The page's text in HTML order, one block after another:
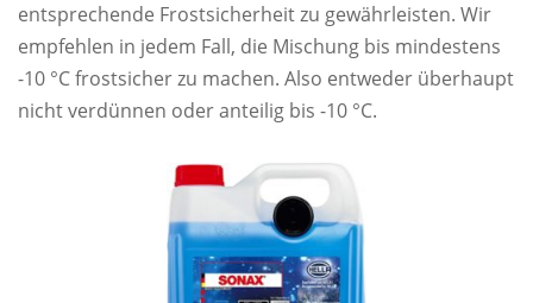
entsprechende Frostsicherheit zu gewährleisten. Wir
empfehlen in jedem Fall, die Mischung bis mindestens
-10 °C frostsicher zu machen. Also entweder überhaupt
nicht verdünnen oder anteilig bis -10 °C.